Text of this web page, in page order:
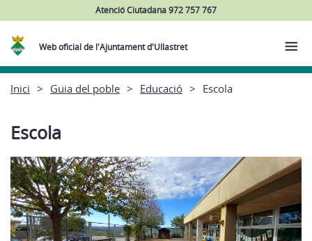
Atenció Ciutadana 972 757 767
Web oficial de l'Ajuntament d'Ullastret
Inici Guia del poble Educació Escola
Escola